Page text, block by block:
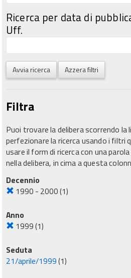
Ricerca per data di
Uff.
Avvia ricerca Azzera filtri
Filtra
Puoi trovare la delibera scorrendo la
perfezionare la ricerca usando i filtri
usare il form di ricerca con una
nella delibera, in cima a questa
Decennio
1990 - 2000(1)
Anno
1999(1)
Seduta
21/aprile/1999(1)